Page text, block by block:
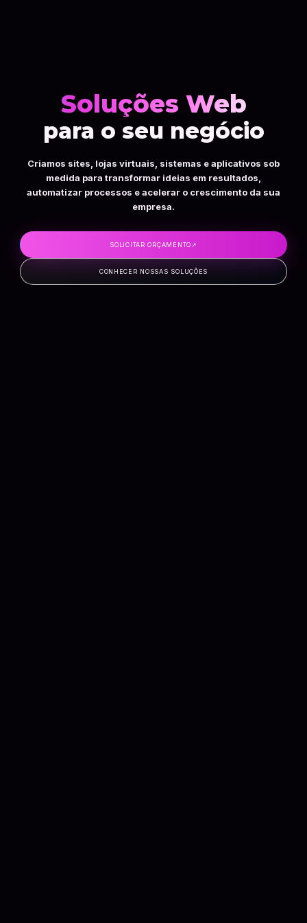
Soluções Web
para o seu negócio
Criamos sites, lojas virtuais, sistemas e aplicativos sob
medida para transformar ideias em resultados,
automatizar processos e acelerar o crescimento da sua
empresa.
SOLICITAR ORÇAMENTO↗
CONHECER NOSSAS SOLUÇÕES